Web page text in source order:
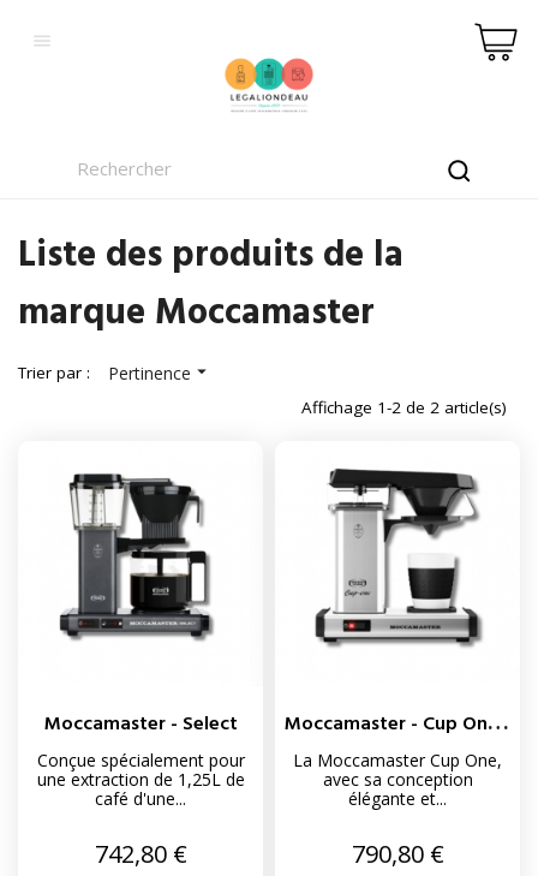

Liste des produits de la
marque Moccamaster
Trier par : Pertinence 
Affichage 1-2 de 2 article(s)
Moccamaster - Select
Conçue spécialement pour
une extraction de 1,25L de
café d'une...
Prix
742,80 €
M
Occamaster - Cup One - Alu...
La Moccamaster Cup One,
avec sa conception
élégante et...
Prix
790,80 €